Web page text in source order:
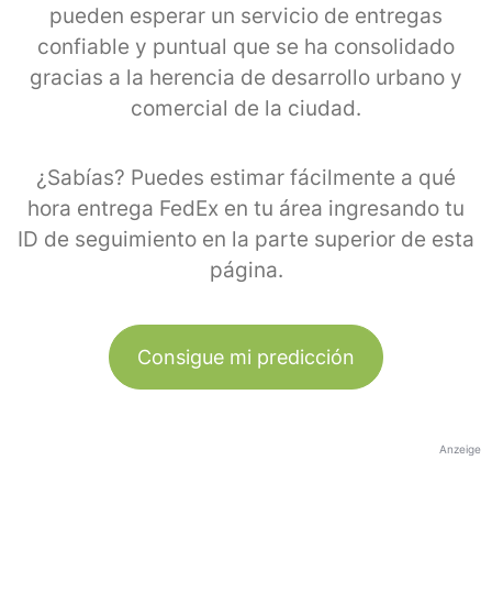
pueden esperar un servicio de entregas
confiable y puntual que se ha consolidado
gracias a la herencia de desarrollo urbano y
comercial de la ciudad.
¿Sabías? Puedes estimar fácilmente a qué
hora entrega FedEx en tu área ingresando tu
ID de seguimiento en la parte superior de esta
página.
Consigue mi predicción
Anzeige